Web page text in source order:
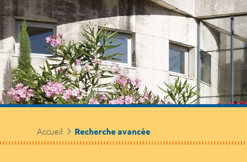
Accueil Recherche avancée